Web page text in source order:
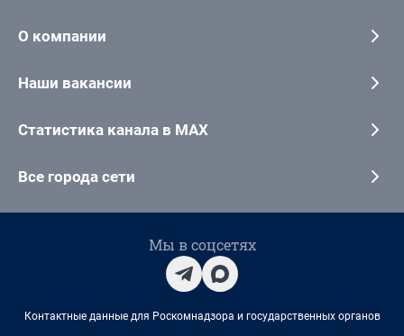
О компании
Наши вакансии
Статистика канала в MAX
Все города сети
Мы в соцсетях
Контактные данные для Роскомнадзора и государственных органов